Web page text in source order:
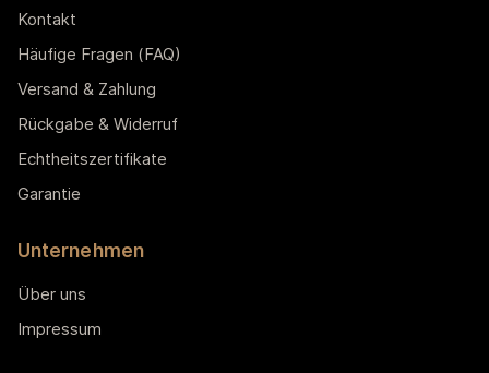
Kontakt
Häufige Fragen (FAQ)
Versand & Zahlung
Rückgabe & Widerruf
Echtheitszertifikate
Garantie
Unternehmen
Über uns
Impressum